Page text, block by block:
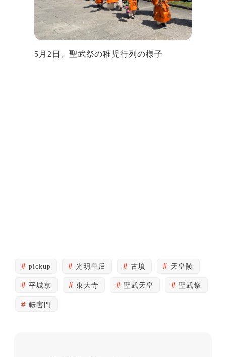
5月2日、聖武祭の稚児行列の様子
pickup 光明皇后 古墳 天皇陵
平城京 東大寺 聖武天皇 聖武祭
転害門